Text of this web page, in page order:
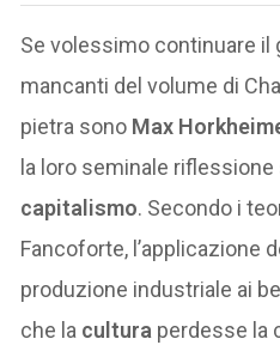
Se volessimo continuare
mancanti del volume di
pietra sono Max
la loro seminale riflessione
capitalismo. Secondo i
Fancoforte, l’applicazione
produzione industriale ai
che la cultura perdesse la